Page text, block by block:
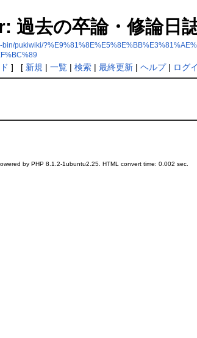
去の卒論・修論日誌
bin/pukiwiki/
] [ 新規 | 一覧| 検索| 最終更新| ヘルプ| ログ
by PHP 8.1.2-1ubuntu2.25. HTML convert time: 0.002 sec.